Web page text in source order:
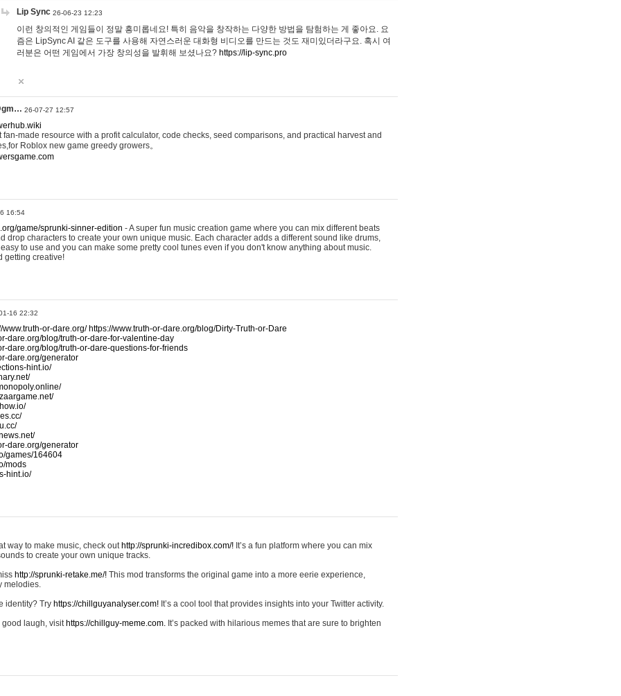
Lip Sync 26-06-23 12:23
이런 창의적인 게임들이 정말 흥미롭네요! 특히 음악을 창작하는 다양한 방법을 탐험하는 게 좋아요. 요
즘은 LipSync AI 같은 도구를 사용해 자연스러운 대화형 비디오를 만드는 것도 재미있더라구요. 혹시 여
러분은 어떤 게임에서 가장 창의성을 발휘해 보셨나요? https://lip-sync.pro
26-07-27 12:57
made resource with a profit calculator, code checks, seed comparisons, and practical harvest and
Roblox new game greedy growers。
16:54
game/sprunki-sinner-edition - A super fun music creation game where you can mix different beats
drop characters to create your own unique music. Each character adds a different sound like drums,
to use and you can make some pretty cool tunes even if you don't know anything about music.
getting creative!
16 22:32
www.truth-or-dare.org/ https://www.truth-or-dare.org/blog/Dirty-Truth-or-Dare
dare.org/blog/truth-or-dare-for-valentine-day
dare.org/blog/truth-or-dare-questions-for-friends
dare.org/generator
hint.io/
dare.org/generator
games/164604
mods
hint.io/
way to make music, check out http://sprunki-incredibox.com/! It’s a fun platform where you can mix
to create your own unique tracks.
http://sprunki-retake.me/! This mod transforms the original game into a more eerie experience,
melodies.
identity? Try https://chillguyanalyser.com! It’s a cool tool that provides insights into your Twitter activity.
good laugh, visit https://chillguy-meme.com. It’s packed with hilarious memes that are sure to brighten